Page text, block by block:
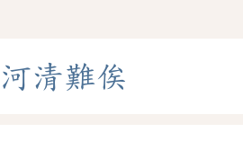
河清難俟